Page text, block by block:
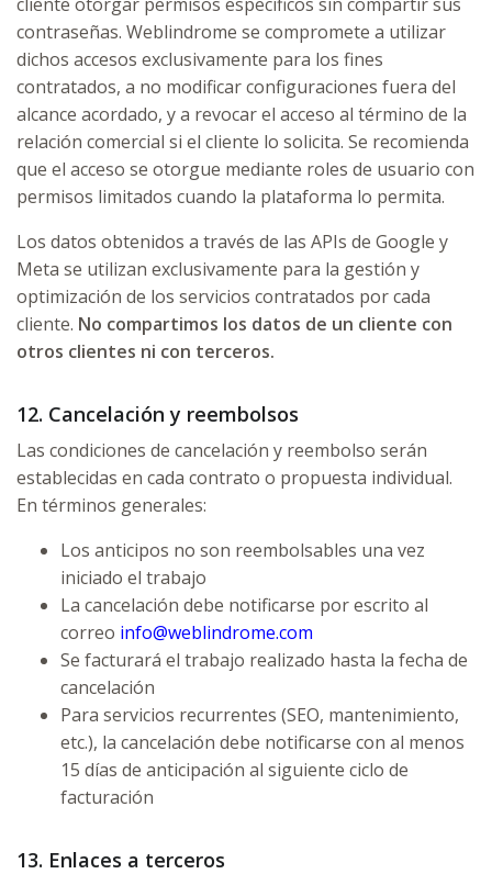
contraseñas. Weblindrome se compromete a utilizar
dichos accesos exclusivamente para los fines
contratados, a no modificar configuraciones fuera del
alcance acordado, y a revocar el acceso al término de la
relación comercial si el cliente lo solicita. Se recomienda
que el acceso se otorgue mediante roles de usuario con
permisos limitados cuando la plataforma lo permita.
Los datos obtenidos a través de las APIs de Google y
Meta se utilizan exclusivamente para la gestión y
optimización de los servicios contratados por cada
cliente. No compartimos los datos de un cliente con
otros clientes ni con terceros.
12. Cancelación y reembolsos
Las condiciones de cancelación y reembolso serán
establecidas en cada contrato o propuesta individual.
En términos generales:
Los anticipos no son reembolsables una vez
iniciado el trabajo
La cancelación debe notificarse por escrito al
correo info@weblindrome.com
Se facturará el trabajo realizado hasta la fecha de
cancelación
Para servicios recurrentes (SEO, mantenimiento,
etc.), la cancelación debe notificarse con al menos
15 días de anticipación al siguiente ciclo de
facturación
13. Enlaces a terceros